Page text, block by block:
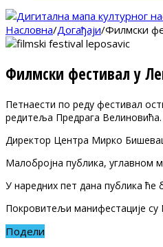
Насловна/Догађаји/Филмски
Филмски фестивал у
Петнаести по реду фестивал
редитеља Предрага Велиновића.
Директор Центра Мирко Бишевац
Малобројна публика, углавном
У наредних пет дана публика ће
Покровитељи манифестације су
Подели